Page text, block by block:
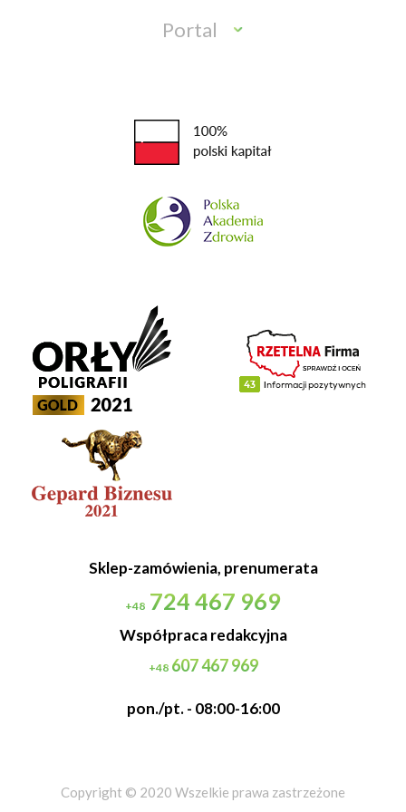
Portal
Sklep-zamówienia, prenumerata
+48 724 467 969
Współpraca redakcyjna
+48607 467 969
pon./pt. - 08:00-16:00
Copyright © 2020 Wszelkie prawa zastrzeżone